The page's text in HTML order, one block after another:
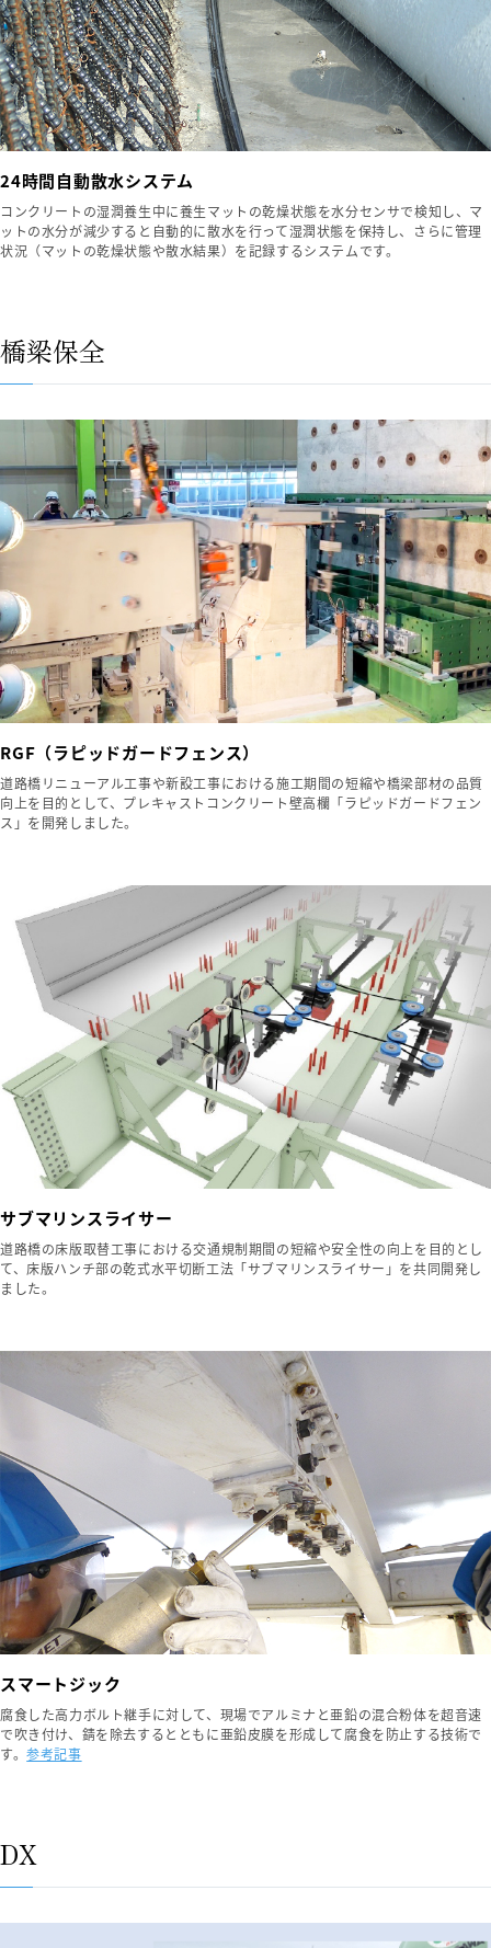
24時間自動散水システム
コンクリートの湿潤養生中に養生マットの乾燥状態を水分センサで検知し、マ
ットの水分が減少すると自動的に散水を行って湿潤状態を保持し、さらに管理
状況（マットの乾燥状態や散水結果）を記録するシステムです。
橋梁保全
RGF（ラピッドガードフェンス）
道路橋リニューアル工事や新設工事における施工期間の短縮や橋梁部材の品質
向上を目的として、プレキャストコンクリート壁高欄「ラピッドガードフェン
ス」を開発しました。
サブマリンスライサー
道路橋の床版取替工事における交通規制期間の短縮や安全性の向上を目的とし
て、床版ハンチ部の乾式水平切断工法「サブマリンスライサー」を共同開発し
ました。
スマートジック
腐食した高力ボルト継手に対して、現場でアルミナと亜鉛の混合粉体を超音速
で吹き付け、錆を除去するとともに亜鉛皮膜を形成して腐食を防止する技術で
す。参考記事
DX